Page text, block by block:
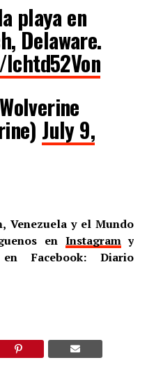
playa en
Delaware.
July 9,
Venezuela y el Mundo
en Instagramy
Facebook: Diario